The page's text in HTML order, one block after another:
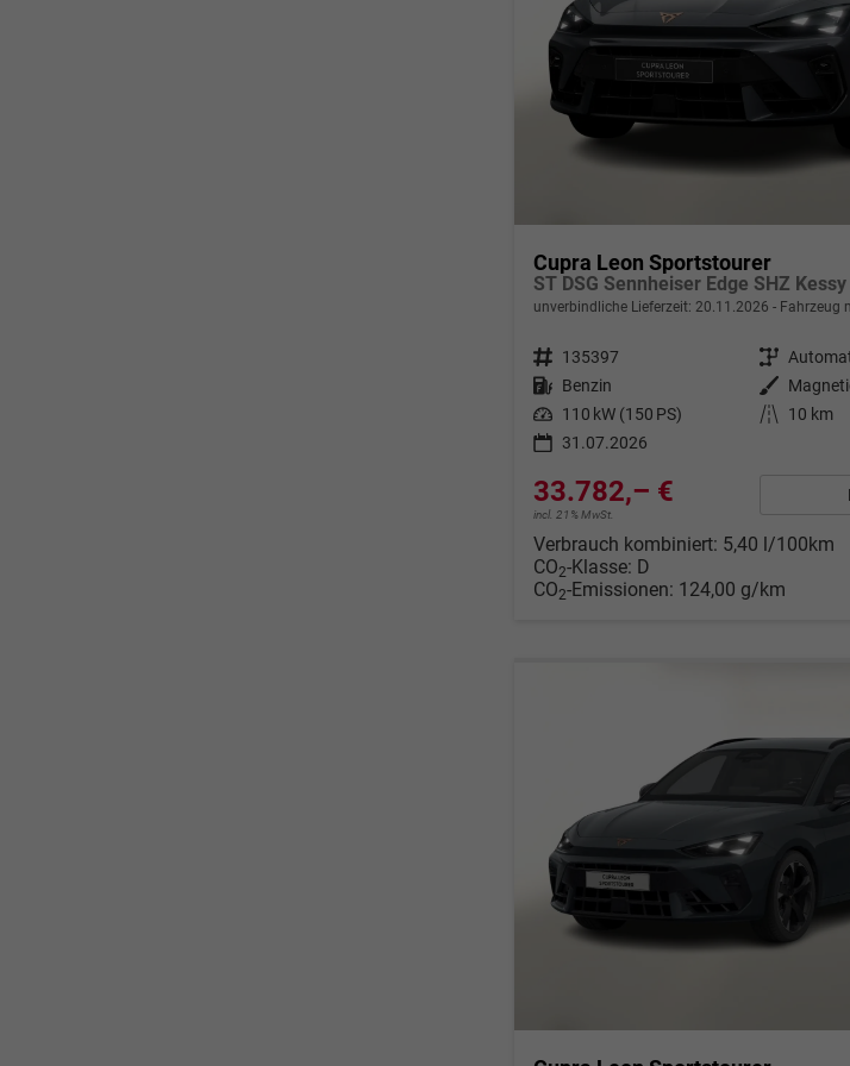
Cupra Leon Sportstourer
ST DSG Sennheiser Edge SHZ
unverbindliche Lieferzeit: 20.11.2026 Fahrzeug
Fahrzeugnr. 135397 Getriebe
Kraftstoff Benzin Außenfarbe
Leistung 110 kW (150 PS) Kilometerstand
10 km
31.07.2026
33.782,– €
incl. 21% MwSt.
Verbrauch kombiniert: 5,40 l/100km
CO2-Klasse: D
CO2-Emissionen: 124,00 g/km